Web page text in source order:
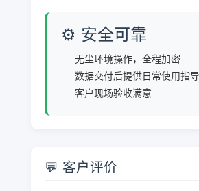
⚙️ 安全可靠
无尘环境操作，全程加密
数据交付后提供日常使用指导
客户现场验收满意
💬 客户评价